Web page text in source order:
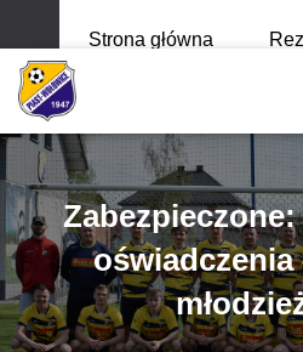
Strona główna
oświadczenia